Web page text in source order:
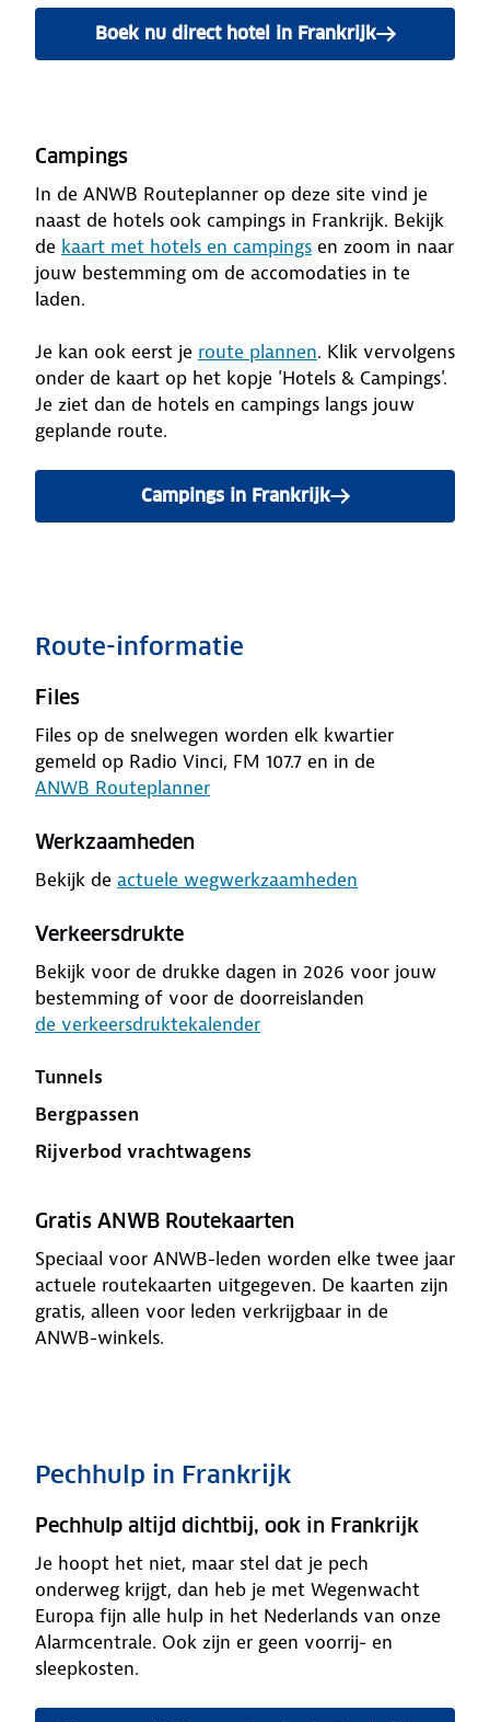
Boek nu direct hotel in Frankrijk
Campings
In de ANWB Routeplanner op deze site vind je
naast de hotels ook campings in Frankrijk. Bekijk
de kaart met hotels en campings en zoom in naar
jouw bestemming om de accomodaties in te
laden.
Je kan ook eerst je route plannen. Klik vervolgens
onder de kaart op het kopje 'Hotels & Campings'.
Je ziet dan de hotels en campings langs jouw
geplande route.
Campings in Frankrijk
Route-informatie
Files
Files op de snelwegen worden elk kwartier
gemeld op Radio Vinci, FM 107.7 en in de
ANWB Routeplanner
Werkzaamheden
Bekijk de actuele wegwerkzaamheden
Verkeersdrukte
Bekijk voor de drukke dagen in 2026 voor jouw
bestemming of voor de doorreislanden
de verkeersdruktekalender
Tunnels
Bergpassen
Rijverbod vrachtwagens
Gratis ANWB Routekaarten
Speciaal voor ANWB-leden worden elke twee jaar
actuele routekaarten uitgegeven. De kaarten zijn
gratis, alleen voor leden verkrijgbaar in de
ANWB-winkels.
Pechhulp in Frankrijk
Pechhulp altijd dichtbij, ook in Frankrijk
Je hoopt het niet, maar stel dat je pech
onderweg krijgt, dan heb je met Wegenwacht
Europa fijn alle hulp in het Nederlands van onze
Alarmcentrale. Ook zijn er geen voorrij- en
sleepkosten.